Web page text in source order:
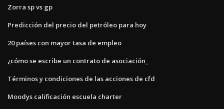
Zorra sp vs gp
Predicción del precio del petróleo para hoy
20 países con mayor tasa de empleo
¿cómo se escribe un contrato de asociación_
Términos y condiciones de las acciones de cfd
Moodys calificación escuela charter